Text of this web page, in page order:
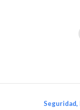
Seguridad,